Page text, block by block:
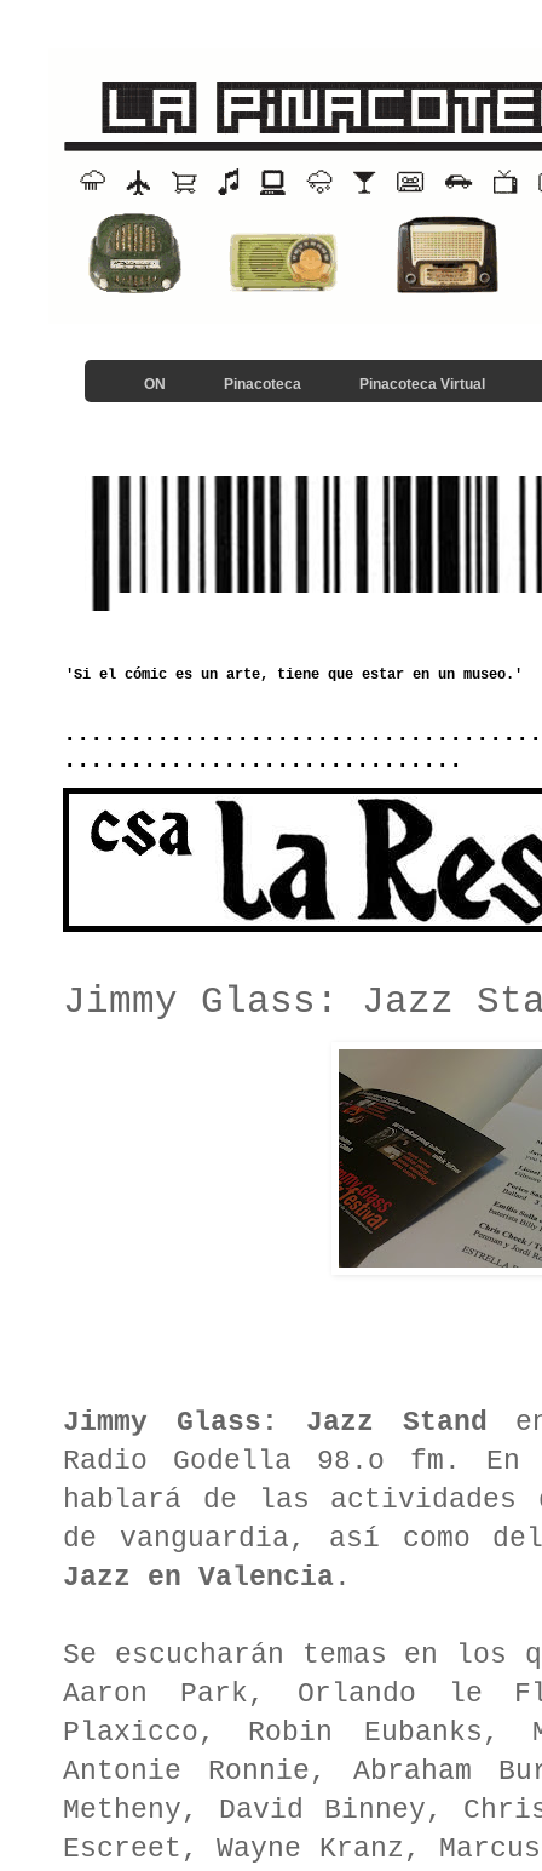
ON Pinacoteca Pinacoteca Virtual
..............................
Jimmy Glass: Jazz
Jimmy Glass: Jazz Stand
Radio Godella 98.o fm.
hablará de las
de vanguardia, así como
Jazz en Valencia.
Se escucharán temas en
Aaron Park, Orlando le
Plaxicco, Robin
Antonie Ronnie, Abraham
Metheny, David Binney,
Escreet, Wayne Kranz,